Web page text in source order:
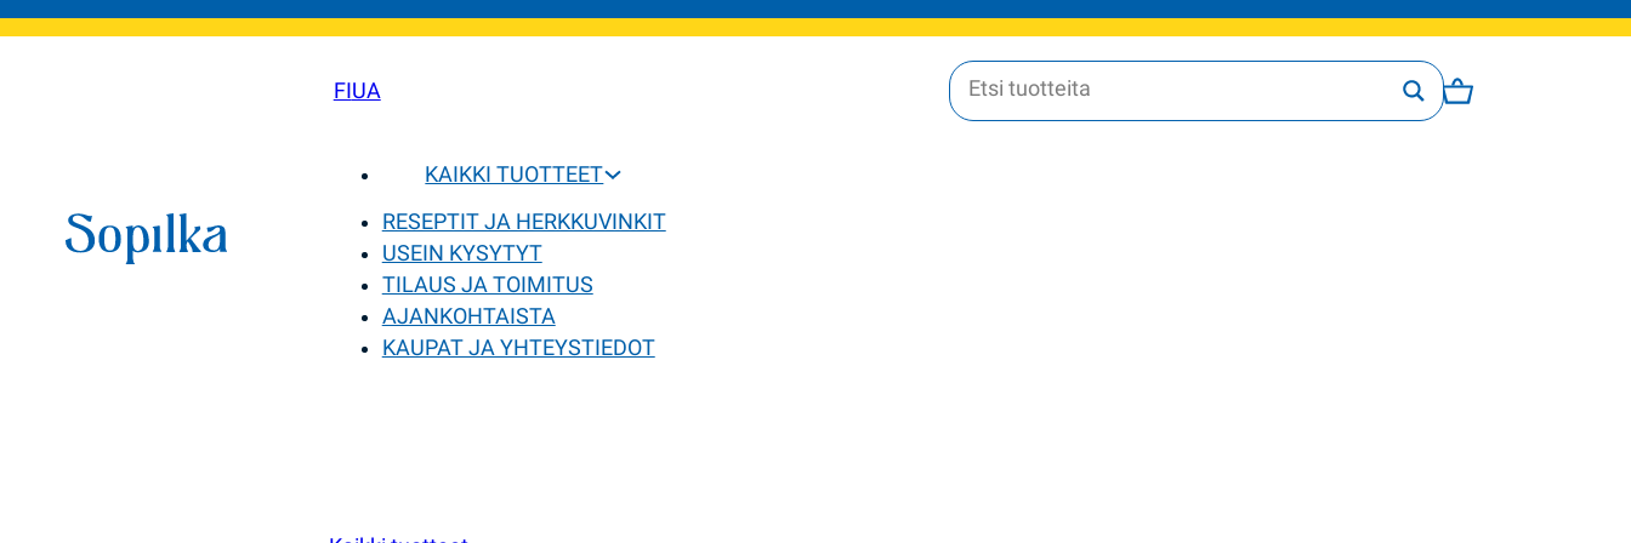
FIUA
KAIKKI TUOTTEET
RESEPTIT JA HERKKUVINKIT
USEIN KYSYTYT
TILAUS JA TOIMITUS
AJANKOHTAISTA
KAUPAT JA YHTEYSTIEDOT